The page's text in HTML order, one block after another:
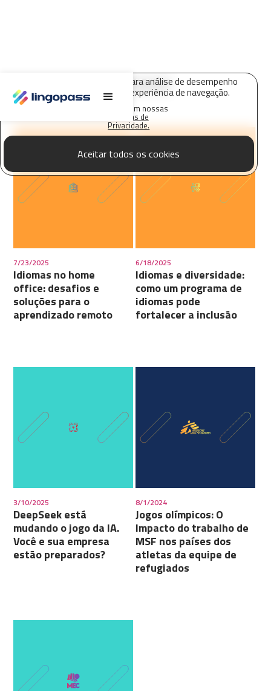
O Lingopass utiliza cookies para análise de desempenho
deste site e melhorar sua experiência de navegação.
Saiba mais em nossas
Políticas de
Privacidade.
Aceitar todos os cookies
ACESSIBILIDADE
7/23/2025
Idiomas no home
office: desafios e
soluções para o
aprendizado remoto
6/18/2025
Idiomas e diversidade:
como um programa de
idiomas pode
fortalecer a inclusão
3/10/2025
DeepSeek está
mudando o jogo da IA.
Você e sua empresa
estão preparados?
8/1/2024
Jogos olímpicos: O
Impacto do trabalho de
MSF nos países dos
atletas da equipe de
refugiados